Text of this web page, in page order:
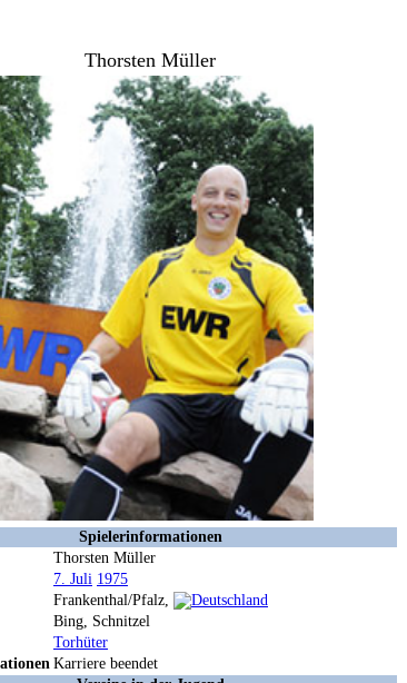
Thorsten Müller
Spielerinformationen
Thorsten Müller
7. Juli 1975
Frankenthal/Pfalz,
Bing, Schnitzel
Torhüter
Karriere beendet